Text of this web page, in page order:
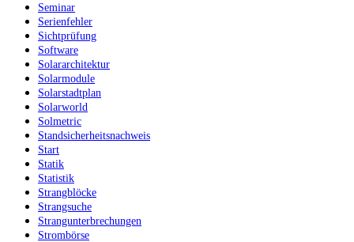
Seminar
Serienfehler
Sichtprüfung
Software
Solararchitektur
Solarmodule
Solarstadtplan
Solarworld
Solmetric
Standsicherheitsnachweis
Start
Statik
Statistik
Strangblöcke
Strangsuche
Strangunterbrechungen
Strombörse